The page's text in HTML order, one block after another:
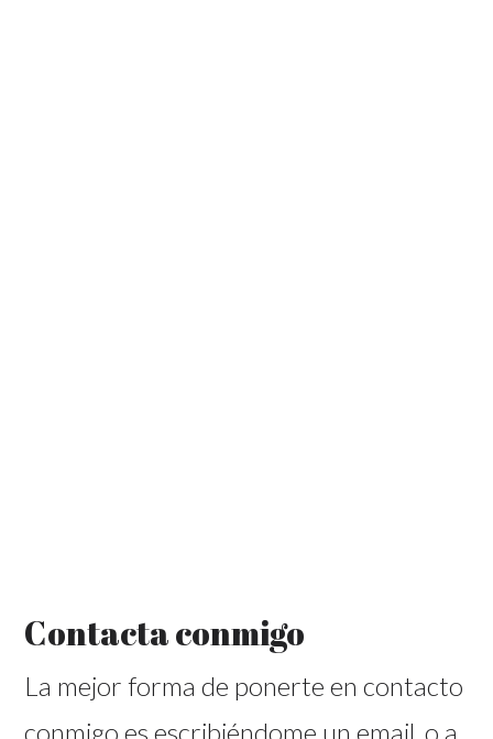
Contacta conmigo
La mejor forma de ponerte en contacto
conmigo es escribiéndome un email, o a